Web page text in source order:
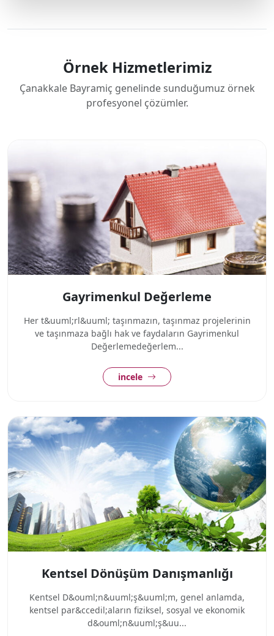
Örnek Hizmetlerimiz
Çanakkale Bayramiç genelinde sunduğumuz örnek
profesyonel çözümler.
Gayrimenkul Değerleme
Her t&uuml;rl&uuml; taşınmazın, taşınmaz projelerinin
ve taşınmaza bağlı hak ve faydaların Gayrimenkul
Değerlemedeğerlem...
incele
Kentsel Dönüşüm Danışmanlığı
Kentsel D&ouml;n&uuml;ş&uuml;m, genel anlamda,
kentsel par&ccedil;aların fiziksel, sosyal ve ekonomik
d&ouml;n&uuml;ş&uu...